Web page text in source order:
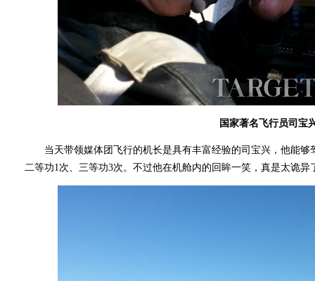
国家著名飞行员司宝
当天带领媒体团飞行的机长是具有丰富经验的司宝兴，他能够
二等功1次、三等功3次。不过他在机舱内的回眸一笑，真是太诡